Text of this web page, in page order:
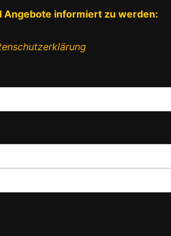
Angebote informiert zu werden: